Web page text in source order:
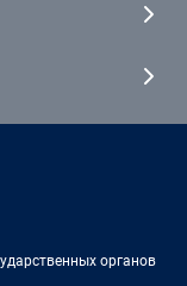
органов